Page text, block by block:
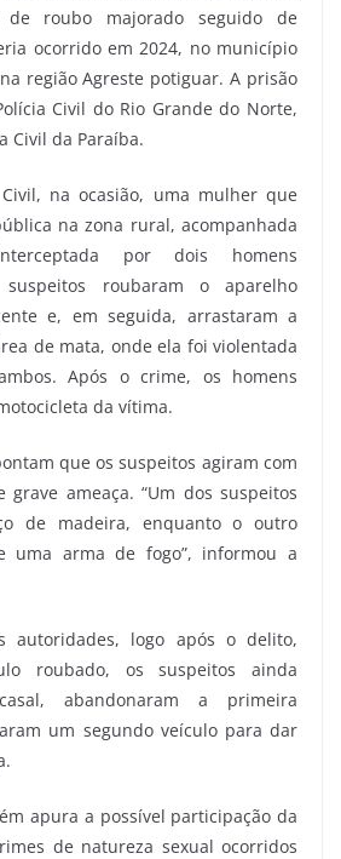
roubo majorado seguido de
ocorrido em 2024, no município
região Agreste potiguar. A prisão
Civil do Rio Grande do Norte,
Civil da Paraíba.
na ocasião, uma mulher que
na zona rural, acompanhada
por dois homens
suspeitos roubaram o aparelho
e, em seguida, arrastaram a
de mata, onde ela foi violentada
Após o crime, os homens
da vítima.
que os suspeitos agiram com
grave ameaça. “Um dos suspeitos
de madeira, enquanto o outro
uma arma de fogo”, informou a
autoridades, logo após o delito,
roubado, os suspeitos ainda
abandonaram a primeira
um segundo veículo para dar
apura a possível participação da
de natureza sexual ocorridos